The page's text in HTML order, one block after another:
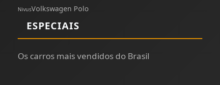
NivusVolkswagen Polo
ESPECIAIS
Os carros mais vendidos do Brasil